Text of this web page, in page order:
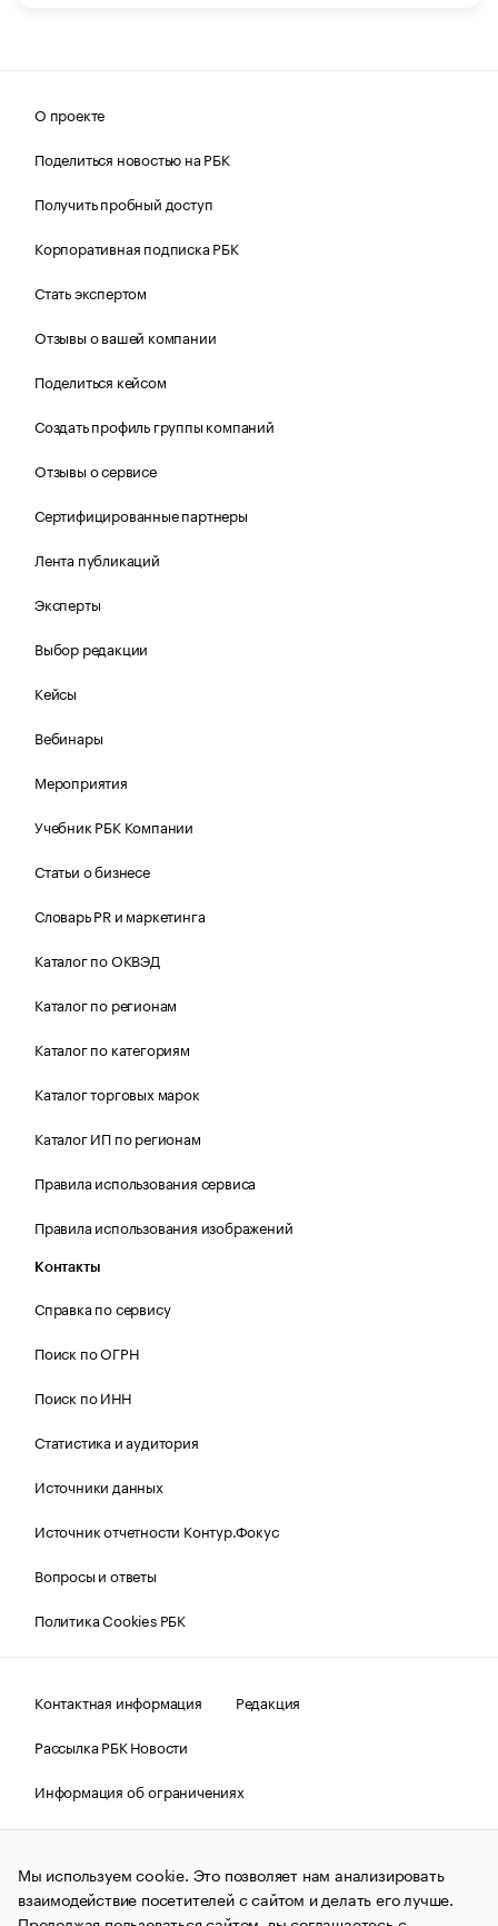
О проекте
Поделиться новостью на РБК
Получить пробный доступ
Корпоративная подписка РБК
Стать экспертом
Отзывы о вашей компании
Поделиться кейсом
Создать профиль группы компаний
Отзывы о сервисе
Сертифицированные партнеры
Лента публикаций
Эксперты
Выбор редакции
Кейсы
Вебинары
Мероприятия
Учебник РБК Компании
Статьи о бизнесе
Словарь PR и маркетинга
Каталог по ОКВЭД
Каталог по регионам
Каталог по категориям
Каталог торговых марок
Каталог ИП по регионам
Правила использования сервиса
Правила использования изображений
Контакты
Справка по сервису
Поиск по ОГРН
Поиск по ИНН
Статистика и аудитория
Источники данных
Источник отчетности Контур.Фокус
Вопросы и ответы
Политика Cookies РБК
Контактная информация
Редакция
Рассылка РБК Новости
Информация об ограничениях
Правовая информация
О соблюдении авторских прав
© АО «РОСБИЗНЕСКОНСАЛТИНГ»,1995–2026.Сообщения
и материалы информационного агентства «РБК»
(зарегистрировано Федеральной службой по надзору в сфере
Мы используем cookie. Это позволяет нам анализировать
взаимодействие посетителей с сайтом и делать его лучше.